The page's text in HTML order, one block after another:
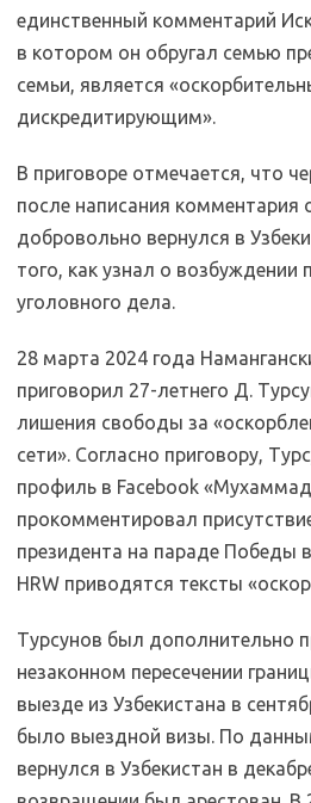
единственный комментарий
в котором он обругал семью
семьи, является
дискредитирующим».
В приговоре отмечается, что
после написания комментария
добровольно вернулся в
того, как узнал о возбуждении
уголовного дела.
28 марта 2024 года
приговорил 27-летнего Д.
лишения свободы за
сети». Согласно приговору,
профиль в Facebook
прокомментировал
президента на параде Победы
HRW приводятся тексты
Турсунов был дополнительно
незаконном пересечении
выезде из Узбекистана в
было выездной визы. По
вернулся в Узбекистан в